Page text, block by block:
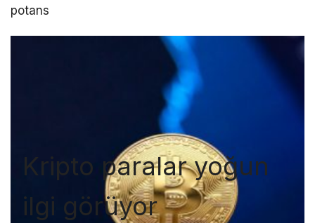
potans
Kripto paralar yoğun
ilgi görüyor